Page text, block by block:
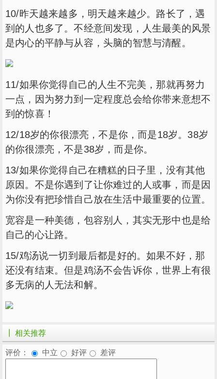
10/昨天越来越多，明天越来越少。路长了，遇
到的人也多了。不经意间发现，人生最美的风景
是内心的平静与从容，头脑的智慧与清醒。
11/如果你觉得自己的人生不完美，那就再努力
一点，因为努力到一定程度总会给你带来意想不
到的惊喜！
12/18岁的你很漂亮，不是你，而是18岁。38岁
的你很漂亮，不是38岁，而是你。
13/如果你觉得自己在糟糕的日子里，没有其他
原因。不是你遇到了让你难过的人或事，而是因
为你没有把珍惜自己放在生活中最重要的位置。
宽容是一种美德，包容别人，其实无形中也是给
自己的心让路。
15/鸡汤说一切到最后都是好的。如果不好，那
还没有结束。但是鸡汤不会告诉你，世界上有很
多无病的人无法和解。
┃ 相关推荐
评价： 中立 好评 差评